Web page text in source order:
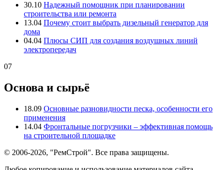
30.10 Надежный помощник при планировании
строительства или ремонта
13.04 Почему стоит выбрать дизельный генератор для
дома
04.04 Плюсы СИП для создания воздушных линий
электропередач
07
Основа и сырьё
18.09 Основные разновидности песка, особенности его
применения
14.04 Фронтальные погрузчики – эффективная помощь
на строительной площадке
© 2006-2026, "РемСтрой". Все права защищены.